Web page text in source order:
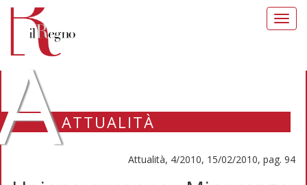
ATTUALITÀ
Attualità, 4/2010, 15/02/2010, pag. 94